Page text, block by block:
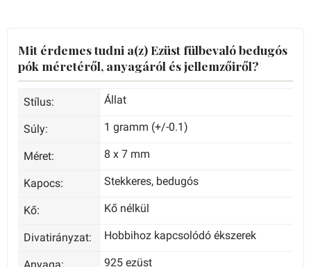
Mit érdemes tudni a(z) Ezüst fülbevaló bedugós
pók méretéről, anyagáról és jellemzőiről?
Stílus: Állat
Súly: 1 gramm (+/-0.1)
Méret: 8 x 7 mm
Kapocs: Stekkeres, bedugós
Kő: Kő nélkül
Divatirányzat: Hobbihoz kapcsolódó ékszerek
925 ezüst